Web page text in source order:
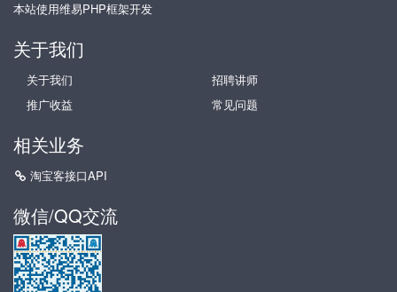
本站使用维易PHP框架开发
关于我们
关于我们
招聘讲师
推广收益
常见问题
相关业务
淘宝客接口API
微信/QQ交流